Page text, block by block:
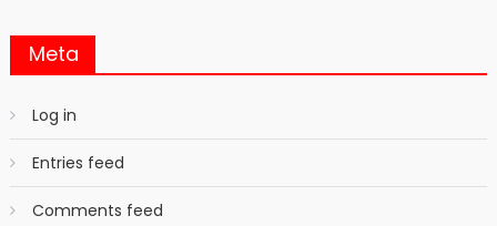
Meta
Log in
Entries feed
Comments feed